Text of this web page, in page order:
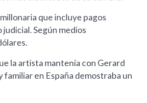
que incluye pagos
Según medios
la artista mantenía con Gerard
en España demostraba un